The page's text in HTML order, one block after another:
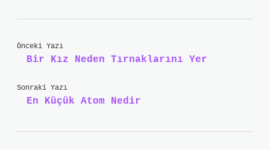
Önceki Yazı
Bir Kız Neden Tırnaklarını Yer
Sonraki Yazı
En Küçük Atom Nedir